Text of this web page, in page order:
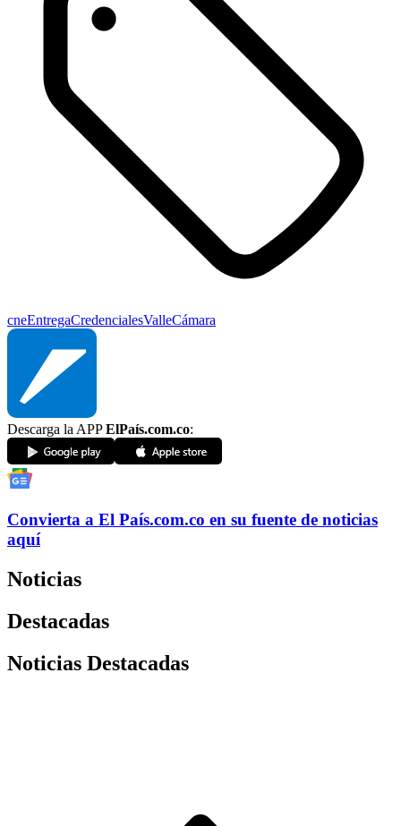
cneEntregaCredencialesValleCámara
Descarga la APPElPaís.com.co:
Convierta a El País.com.co en su fuente de noticias
aquí
Noticias
Destacadas
Noticias Destacadas